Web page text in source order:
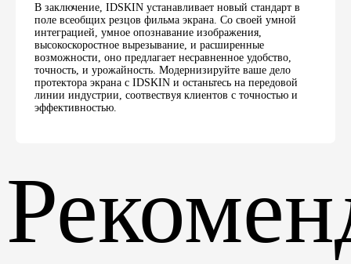
В заключение, IDSKIN устанавливает новый стандарт в
поле всеобщих резцов фильма экрана. Со своей умной
интеграцией, умное опознавание изображения,
высокоскоростное вырезывание, и расширенные
возможности, оно предлагает несравненное удобство,
точность, и урожайность. Модернизируйте ваше дело
протектора экрана с IDSKIN и останьтесь на передовой
линии индустрии, соотвествуя клиентов с точностью и
эффективностью.